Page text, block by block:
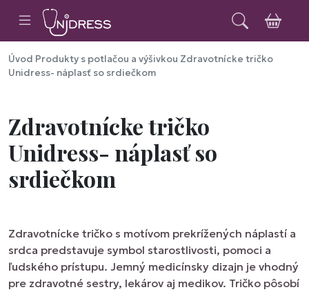
Úvod Produkty s potlačou a výšivkou Zdravotnícke tričko
Unidress- náplasť so srdiečkom
Zdravotnícke tričko
Unidress- náplasť so
srdiečkom
Zdravotnícke tričko s motívom prekrížených náplastí a
srdca predstavuje symbol starostlivosti, pomoci a
ľudského prístupu. Jemný medicínsky dizajn je vhodný
pre zdravotné sestry, lekárov aj medikov. Tričko pôsobí